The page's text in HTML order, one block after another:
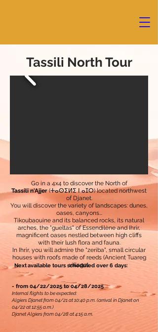
Tassili North Tour
Go in a 4x4 to discover the North of
Tassili n'Ajjer(ⵜⴰⵙⵉⵍⵉ ⵏ ⴰⵊⵔ) located northwest
of Djanet.
You will discover the variety of landscapes: dunes,
oases, canyons...
Tikoubaouine and its balanced rocks, its natural
arches, the "gueltas" of Essendilène and Ihrir,
magnificent oases nestled between high cliffs
with their lush flora and fauna.
In Ihrir, you will admire the "zeriba", small circular
houses with roofs made of reeds (Ancient Tuareg
village).
Nextavailable tours scheduled over 6 days:
- from 04/22/2025 to 04/28/2025
Internal flights to be expected:
Algiers Djanet from 04/21 at 10:40 p.m. (arrival in Djanet on
04/22 at 12:55 a.m.)
Djanet Algiers from 04/28 at 4:15 a.m.